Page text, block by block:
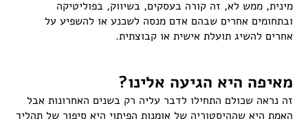
מינית, ממש לא, זה קורה בעסקים, בשיווק, בפוליטיקה
ובתחומים אחרים שבהם אדם מנסה לשכנע או להשפיע על
אחרים להשיג תועלת אישית או קבוצתית.
מאיפה היא הגיעה אלינו?
זה נראה שכולם התחילו לדבר עליה רק בשנים האחרונות אבל
האמת היא שההיסטוריה של אומנות הפיתוי היא סיפור של תהליך